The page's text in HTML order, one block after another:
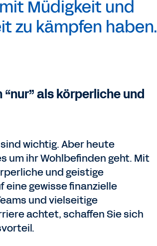
Müdigkeit und
zu kämpfen haben.
als körperliche und
wichtig. Aber heute
um ihr Wohlbefinden geht. Mit
und geistige
gewisse finanzielle
und vielseitige
achtet, schaffen Sie sich